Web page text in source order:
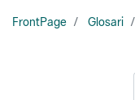
FrontPage Glosari